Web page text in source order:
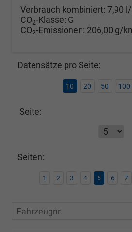
Verbrauch kombiniert: 7,90
CO2-Klasse: G
CO2-Emissionen: 206,00 g/
Datensätze pro Seite:
10 20 50 100
Seite:
Seiten:
1 2 3 4 5 6 7
Fahrzeugnr.